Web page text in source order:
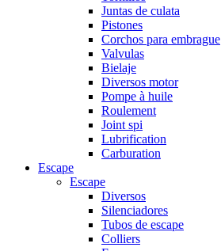
Juntas de culata
Pistones
Corchos para embrague
Valvulas
Bielaje
Diversos motor
Pompe à huile
Roulement
Joint spi
Lubrification
Carburation
Escape
Escape
Diversos
Silenciadores
Tubos de escape
Colliers